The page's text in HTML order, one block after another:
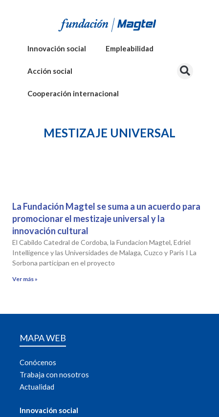
Innovación social Empleabilidad
Acción social
Cooperación internacional
MESTIZAJE UNIVERSAL
La Fundación Magtel se suma a un acuerdo para
promocionar el mestizaje universal y la
innovación cultural
El Cabildo Catedral de Cordoba, la Fundacion Magtel, Edriel
Intelligence y las Universidades de Malaga, Cuzco y Paris I La
Sorbona participan en el proyecto
Ver más »
MAPA WEB
Conócenos
Trabaja con nosotros
Actualidad
Innovación social